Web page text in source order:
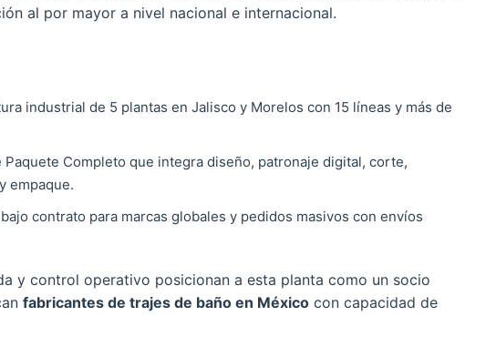
al por mayor a nivel nacional e internacional.
industrial de 5 plantas en Jalisco y Morelos con 15 líneas y más de
Paquete Completo que integra diseño, patronaje digital, corte,
empaque.
contrato para marcas globales y pedidos masivos con envíos
y control operativo posicionan a esta planta como un socio
fabricantes de trajes de baño en México con capacidad de